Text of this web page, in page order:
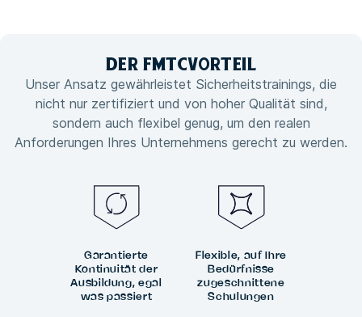
DER FMTCVORTEIL
Unser Ansatz gewährleistet Sicherheitstrainings, die
nicht nur zertifiziert und von hoher Qualität sind,
sondern auch flexibel genug, um den realen
Anforderungen Ihres Unternehmens gerecht zu werden.
Garantierte
Kontinuität der
Ausbildung, egal
was passiert
Flexible, auf Ihre
Bedürfnisse
zugeschnittene
Schulungen